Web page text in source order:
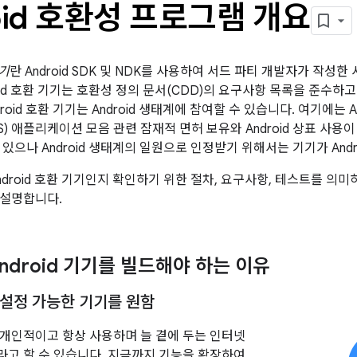
호환성 프로그램 개요
란 Android SDK 및 NDK를 사용하여 서드 파티 개발자가 작성한
호환 기기는 호환성 정의 문서(CDD)의 요구사항 목록을 준수하
호환 기기는 Android 생태계에 참여할 수 있습니다. 여기에는
애플리케이션 모음 관련 잠재적 면허 보유와 Android 상표 사용
으나 Android 생태계의 일원으로 인정받기 위해서는 기기가
호환 기기인지 확인하기 위한 절차, 요구사항, 테스트를 의미
명합니다.
기기를 빌드해야 하는 이유
정 가능한 기기를 원함
인적이고 항상 사용하며 늘 곁에 두는 인터넷